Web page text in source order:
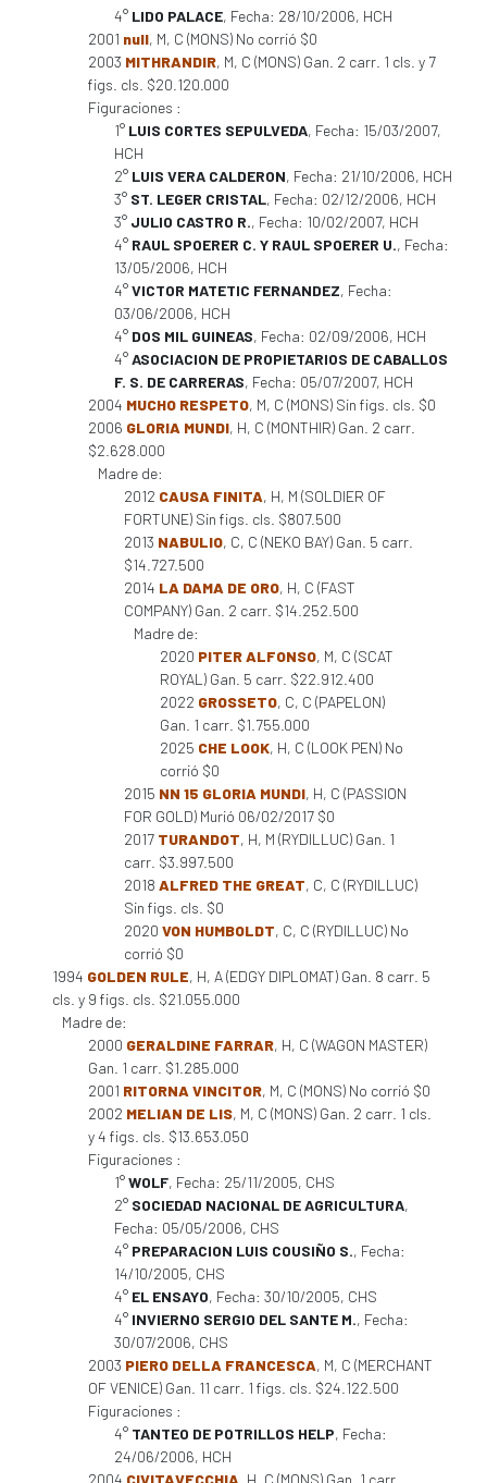
4° LIDO PALACE, Fecha: 28/10/2006, HCH
2001 null, M, C (MONS) No corrió $0
2003 MITHRANDIR, M, C (MONS) Gan. 2 carr. 1 cls. y 7
figs. cls. $20.120.000
Figuraciones :
1° LUIS CORTES SEPULVEDA, Fecha: 15/03/2007,
HCH
2° LUIS VERA CALDERON, Fecha: 21/10/2006, HCH
3° ST. LEGER CRISTAL, Fecha: 02/12/2006, HCH
3° JULIO CASTRO R., Fecha: 10/02/2007, HCH
4° RAUL SPOERER C. Y RAUL SPOERER U., Fecha:
13/05/2006, HCH
4°VICTOR MATETIC FERNANDEZ, Fecha:
03/06/2006, HCH
4° DOS MIL GUINEAS, Fecha: 02/09/2006, HCH
4°ASOCIACION DE PROPIETARIOS DE CABALLOS
F. S. DE CARRERAS, Fecha: 05/07/2007, HCH
2004 MUCHO RESPETO, M, C (MONS) Sin figs. cls. $0
2006 GLORIA MUNDI, H, C (MONTHIR) Gan. 2 carr.
$2.628.000
Madre de:
2012 CAUSA FINITA, H, M (SOLDIER OF
FORTUNE) Sin figs. cls. $807.500
2013 NABULIO, C, C (NEKO BAY) Gan. 5 carr.
$14.727.500
2014 LA DAMA DE ORO, H, C (FAST
COMPANY) Gan. 2 carr. $14.252.500
Madre de:
2020 PITER ALFONSO, M, C (SCAT
ROYAL) Gan. 5 carr. $22.912.400
2022 GROSSETO, C, C (PAPELON)
Gan. 1 carr. $1.755.000
2025 CHE LOOK, H, C (LOOK PEN) No
corrió $0
2015 NN 15 GLORIA MUNDI, H, C (PASSION
FOR GOLD) Murió 06/02/2017 $0
2017 TURANDOT, H, M (RYDILLUC) Gan. 1
carr. $3.997.500
2018 ALFRED THE GREAT, C, C (RYDILLUC)
Sin figs. cls. $0
2020 VON HUMBOLDT, C, C (RYDILLUC) No
corrió $0
1994 GOLDEN RULE, H, A (EDGY DIPLOMAT) Gan. 8 carr. 5
cls. y 9 figs. cls. $21.055.000
Madre de:
2000 GERALDINE FARRAR, H, C (WAGON MASTER)
Gan. 1 carr. $1.285.000
2001 RITORNA VINCITOR, M, C (MONS) No corrió $0
2002 MELIAN DE LIS, M, C (MONS) Gan. 2 carr. 1 cls.
y 4 figs. cls. $13.653.050
Figuraciones :
1°WOLF, Fecha: 25/11/2005, CHS
2° SOCIEDAD NACIONAL DE AGRICULTURA,
Fecha: 05/05/2006, CHS
4° PREPARACION LUIS COUSIÑO S., Fecha:
14/10/2005, CHS
4° EL ENSAYO, Fecha: 30/10/2005, CHS
4° INVIERNO SERGIO DEL SANTE M., Fecha:
30/07/2006, CHS
2003 PIERO DELLA FRANCESCA, M, C (MERCHANT
OF VENICE) Gan. 11 carr. 1 figs. cls. $24.122.500
Figuraciones :
4° TANTEO DE POTRILLOS HELP, Fecha:
24/06/2006, HCH
2004 CIVITAVECCHIA, H, C (MONS) Gan. 1 carr.